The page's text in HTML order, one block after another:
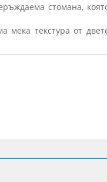
стомана,
текстура от